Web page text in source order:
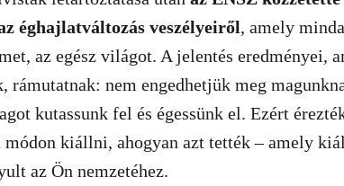
éghajlatváltozás veszélyeiről, amely
az egész világot. A jelentés eredményei,
rámutatnak: nem engedhetjük meg
kutassunk fel és égessünk el. Ezért
kiállni, ahogyan azt tették – amely
az Ön nemzetéhez.